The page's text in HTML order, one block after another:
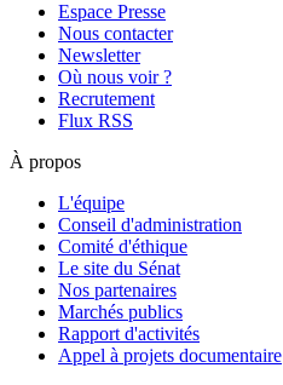
Espace Presse
Nous contacter
Newsletter
Où nous voir ?
Recrutement
Flux RSS
À propos
L'équipe
Conseil d'administration
Comité d'éthique
Le site du Sénat
Nos partenaires
Marchés publics
Rapport d'activités
Appel à projets documentaire